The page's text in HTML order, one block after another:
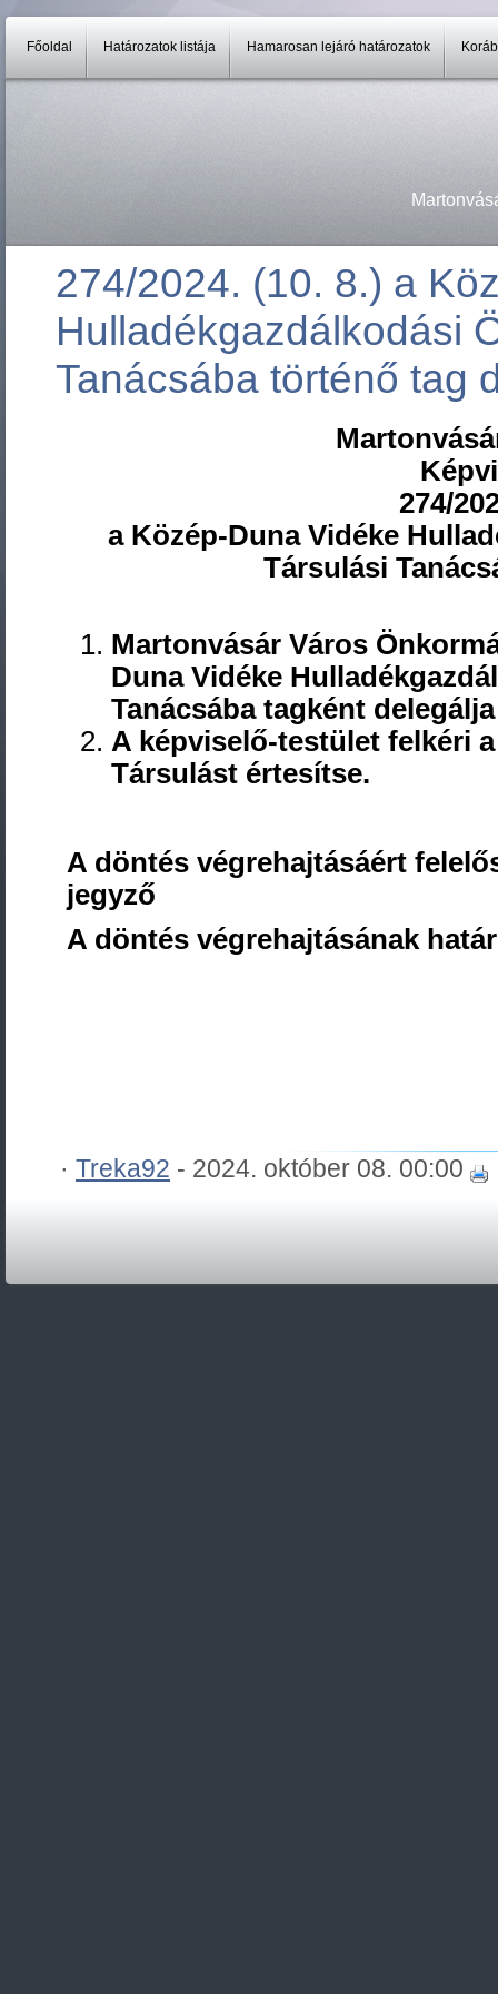
Főoldal Határozatok listája Hamarosan lejáró határozatok
274/2024. (10. 8.) a
Hulladékgazdálkodási
Tanácsába történő tag
274/
a Közép-Duna Vidéke
Társulási
Martonvásár Város
Duna Vidéke
Tanácsába tagként
A képviselő-testület felkéri
Társulást értesítse.
A döntés végrehajtásáért
jegyző
A döntés végrehajtásának
· Treka92 - 2024. október 08. 00:00